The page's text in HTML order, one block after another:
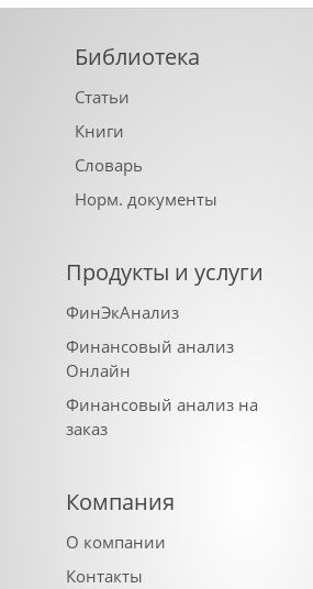
Библиотека
Статьи
Книги
Словарь
Норм. документы
Продукты и услуги
ФинЭкАнализ
Финансовый анализ
Онлайн
Финансовый анализ на
заказ
Компания
О компании
Контакты